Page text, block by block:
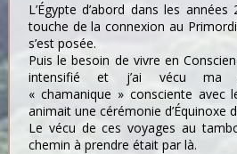
L’Égypte d’abord dans les
touche de la connexion au
s’est posée.
Puis le besoin de vivre en
intensifié et j’ai vécu ma
« chamanique » consciente avec
animait une cérémonie d’Équinoxe
Le vécu de ces voyages au
chemin à prendre était par là.